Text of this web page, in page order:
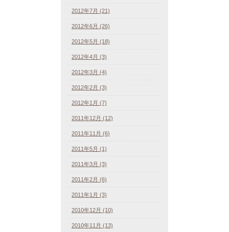
2012年7月 (21)
2012年6月 (26)
2012年5月 (18)
2012年4月 (3)
2012年3月 (4)
2012年2月 (3)
2012年1月 (7)
2011年12月 (12)
2011年11月 (6)
2011年5月 (1)
2011年3月 (3)
2011年2月 (6)
2011年1月 (3)
2010年12月 (10)
2010年11月 (13)